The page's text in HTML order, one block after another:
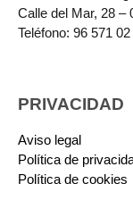
Calle del Mar, 28 –
Teléfono: 96 571
PRIVACIDAD
Aviso legal
Política de
Política de cookies